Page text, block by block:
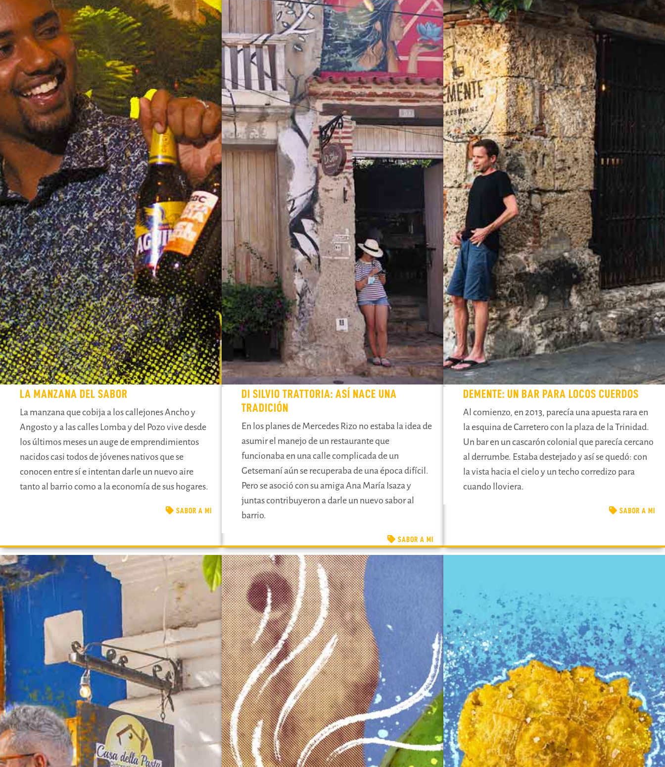
LA MANZANA DEL SABOR
La manzana que cobija a los callejones Ancho y
Angosto y a las calles Lomba y del Pozo vive desde
los últimos meses un auge de emprendimientos
nacidos casi todos de jóvenes nativos que se
conocen entre sí e intentan darle un nuevo aire
tanto al barrio como a la economía de sus hogares.
SABOR A MI
DI SILVIO TRATTORIA: ASÍ NACE UNA
TRADICIÓN
En los planes de Mercedes Rizo no estaba la idea de
asumir el manejo de un restaurante que
funcionaba en una calle complicada de un
Getsemaní aún se recuperaba de una época difícil.
Pero se asoció con su amiga Ana María Isaza y
juntas contribuyeron a darle un nuevo sabor al
barrio.
SABOR A MI
DEMENTE: UN BAR PARA LOCOS CUERDOS
Al comienzo, en 2013, parecía una apuesta rara en
la esquina de Carretero con la plaza de la Trinidad.
Un bar en un cascarón colonial que parecía cercano
al derrumbe. Estaba destejado y así se quedó: con
la vista hacia el cielo y un techo corredizo para
cuando lloviera.
SABOR A MI